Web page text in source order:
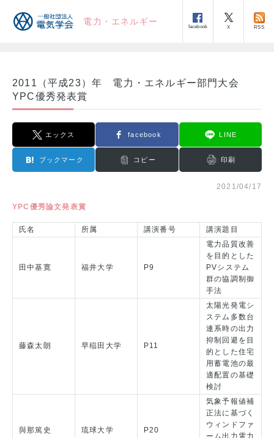
電力・エネルギー
facebook X RSS
2011（平成23）年 電力・エネルギー部門大会
YPC優秀発表賞
エックス facebook LINE
ブックマーク コピー 印刷
2021/04/17
YPC優秀論文発表賞
氏名 所属 講演番号 講演題目
田中基寛 福井大学 P9
電力品質改善
を目的とした
PVシステム
群の協調制御
手法
藤森太朗 早稲田大学 P11
太陽光発電シ
ステム多数台
連系時の出力
抑制回避を目
的とした住宅
用蓄電池の最
適配置の基礎
検討
與那篤史 琉球大学 P20
気象予報値補
正法に基づく
ウィンドファ
ーム出力電力